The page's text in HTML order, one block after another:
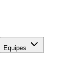
Equipes